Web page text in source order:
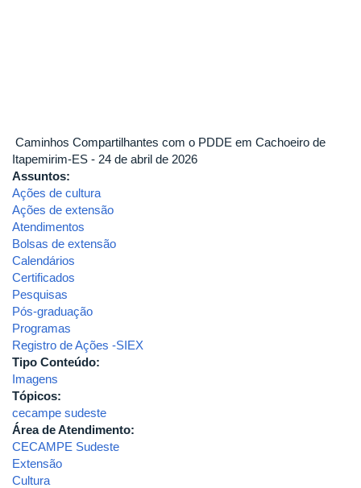
Caminhos Compartilhantes com o PDDE em Cachoeiro de
Itapemirim-ES - 24 de abril de 2026
Assuntos:
Ações de cultura
Ações de extensão
Atendimentos
Bolsas de extensão
Calendários
Certificados
Pesquisas
Pós-graduação
Programas
Registro de Ações -SIEX
Tipo Conteúdo:
Imagens
Tópicos:
cecampe sudeste
Área de Atendimento:
CECAMPE Sudeste
Extensão
Cultura